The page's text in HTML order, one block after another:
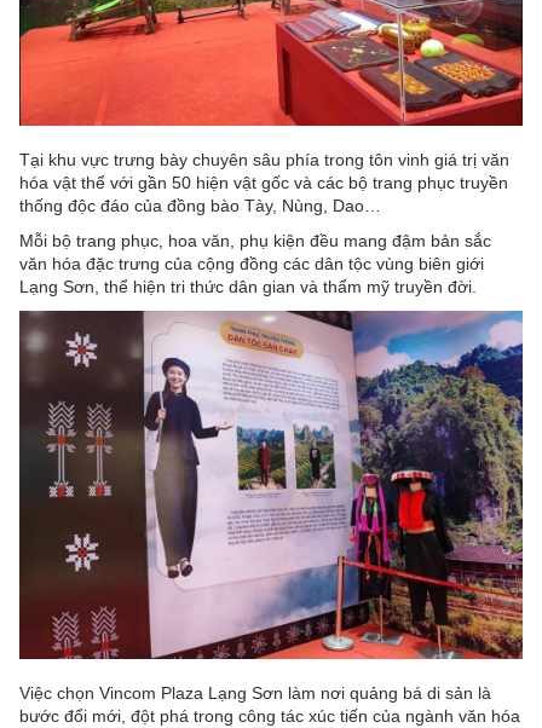
Tại khu vực trưng bày chuyên sâu phía trong tôn vinh giá trị văn
hóa vật thể với gần 50 hiện vật gốc và các bộ trang phục truyền
thống độc đáo của đồng bào Tày, Nùng, Dao…
Mỗi bộ trang phục, hoa văn, phụ kiện đều mang đậm bản sắc
văn hóa đặc trưng của cộng đồng các dân tộc vùng biên giới
Lạng Sơn, thể hiện tri thức dân gian và thẩm mỹ truyền đời.
Việc chọn Vincom Plaza Lạng Sơn làm nơi quảng bá di sản là
bước đổi mới, đột phá trong công tác xúc tiến của ngành văn hóa